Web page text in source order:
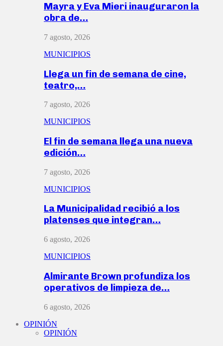
Mayra y Eva Mieri inauguraron la
obra de…
7 agosto, 2026
MUNICIPIOS
Llega un fin de semana de cine,
teatro,…
7 agosto, 2026
MUNICIPIOS
El fin de semana llega una nueva
edición…
7 agosto, 2026
MUNICIPIOS
La Municipalidad recibió a los
platenses que integran…
6 agosto, 2026
MUNICIPIOS
Almirante Brown profundiza los
operativos de limpieza de…
6 agosto, 2026
OPINIÓN
OPINIÓN